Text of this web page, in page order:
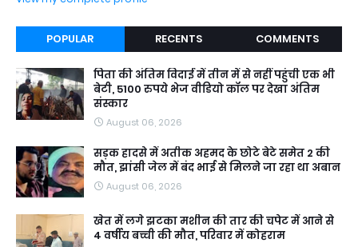
POPULAR RECENTS COMMENTS
पिता की अंतिम विदाई में तीन में से नहीं पहुंची एक भी
बेटी, 5100 रुपये भेज वीडियो कॉल पर देखा अंतिम
संस्कार
August 06, 2026
सड़क हादसे में अतीक अहमद के छोटे बेटे समेत 2 की
मौत, झांसी जेल में बंद भाई से मिलने जा रहा था अबान
August 06, 2026
खेत में लगे झटका मशीन की तार की चपेट में आने से
4 वर्षीय बच्ची की मौत, परिवार में कोहराम